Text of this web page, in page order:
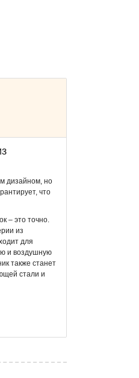
дизайном, но
что
– это точно.
из
для
и воздушную
также станет
стали и